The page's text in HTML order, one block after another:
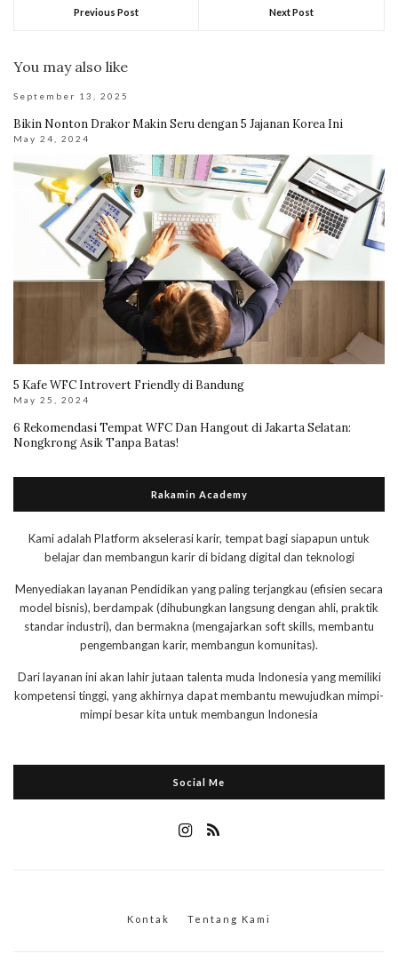
Previous Post Next Post
You may also like
September 13, 2025
Bikin Nonton Drakor Makin Seru dengan 5 Jajanan Korea Ini
May 24, 2024
5 Kafe WFC Introvert Friendly di Bandung
May 25, 2024
6 Rekomendasi Tempat WFC Dan Hangout di Jakarta Selatan:
Nongkrong Asik Tanpa Batas!
Rakamin Academy
Kami adalah Platform akselerasi karir, tempat bagi siapapun untuk
belajar dan membangun karir di bidang digital dan teknologi
Menyediakan layanan Pendidikan yang paling terjangkau (efisien secara
model bisnis), berdampak (dihubungkan langsung dengan ahli, praktik
standar industri), dan bermakna (mengajarkan soft skills, membantu
pengembangan karir, membangun komunitas).
Dari layanan ini akan lahir jutaan talenta muda Indonesia yang memiliki
kompetensi tinggi, yang akhirnya dapat membantu mewujudkan mimpi-
mimpi besar kita untuk membangun Indonesia
Social Me
Kontak Tentang Kami